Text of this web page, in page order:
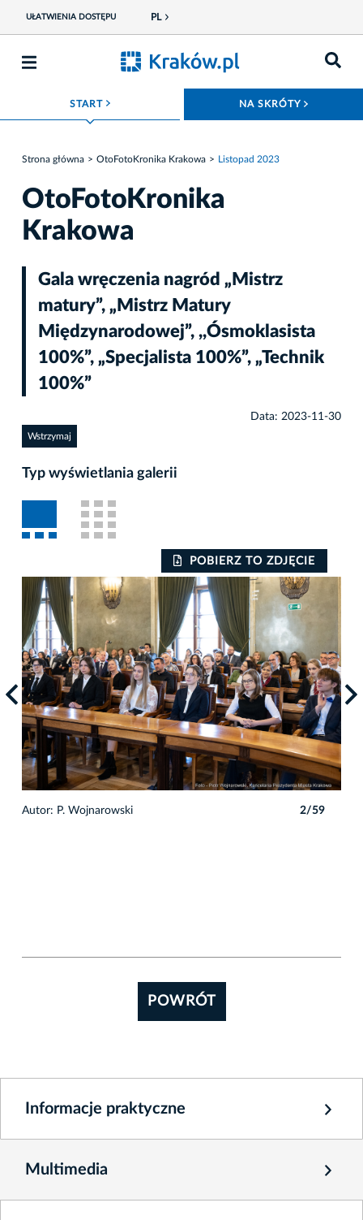
UŁATWIENIA DOSTĘPU PL
START ROZWIŃ MENU NA SKRÓTY
Strona główna OtoFotoKronika Krakowa Listopad 2023
OtoFotoKronika
Krakowa
Gala wręczenia nagród „Mistrz
matury”, „Mistrz Matury
Międzynarodowej”, ,,Ósmoklasista
100%”, „Specjalista 100%”, „Technik
100%”
Data: 2023-11-30
Wstrzymaj
Typ wyświetlania galerii
POBIERZ TO ZDJĘCIE
Autor: P. Wojnarowski 2/59
POWRÓT
Informacje praktyczne
Multimedia